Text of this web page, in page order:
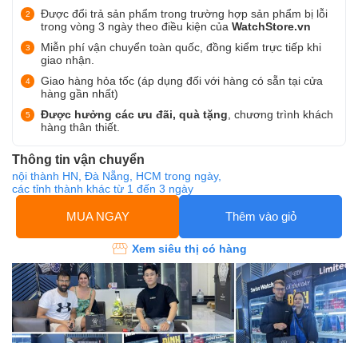
Được đổi trả sản phẩm trong trường hợp sản phẩm bị lỗi
trong vòng 3 ngày theo điều kiện của WatchStore.vn
Miễn phí vận chuyển toàn quốc, đồng kiểm trực tiếp khi
giao nhận.
Giao hàng hỏa tốc (áp dụng đối với hàng có sẵn tại cửa
hàng gần nhất)
Được hưởng các ưu đãi, quà tặng , chương trình khách
hàng thân thiết.
Thông tin vận chuyển
nội thành HN, Đà Nẵng, HCM trong ngày,
các tỉnh thành khác từ 1 đến 3 ngày
MUA NGAY Thêm vào giỏ
Xem siêu thị có hàng